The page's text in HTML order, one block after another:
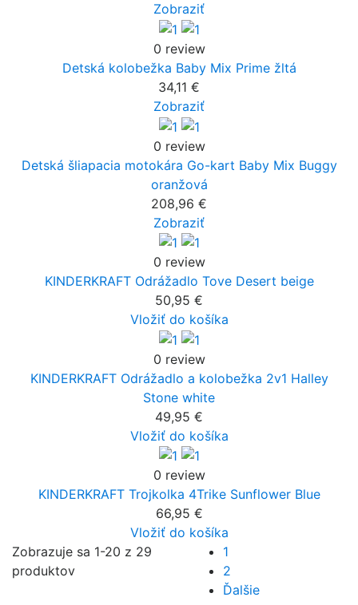
Zobraziť
0 review
Detská kolobežka Baby Mix Prime žltá
34,11 €
Zobraziť
0 review
Detská šliapacia motokára Go-kart Baby Mix Buggy
oranžová
208,96 €
Zobraziť
0 review
KINDERKRAFT Odrážadlo Tove Desert beige
50,95 €
Vložiť do košíka
0 review
KINDERKRAFT Odrážadlo a kolobežka 2v1 Halley
Stone white
49,95 €
Vložiť do košíka
0 review
KINDERKRAFT Trojkolka 4Trike Sunflower Blue
66,95 €
Vložiť do košíka
Zobrazuje sa 1-20 z 29
produktov
1
2
Ďalšie